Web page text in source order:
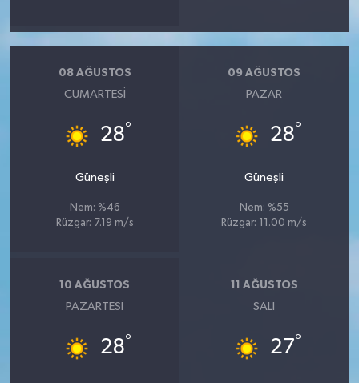
08 AĞUSTOS
CUMARTESI
28°
Güneşli
Nem: %46
Rüzgar: 7.19 m/s
09 AĞUSTOS
PAZAR
28°
Güneşli
Nem: %55
Rüzgar: 11.00 m/s
10 AĞUSTOS
PAZARTESI
28°
11 AĞUSTOS
SALI
27°